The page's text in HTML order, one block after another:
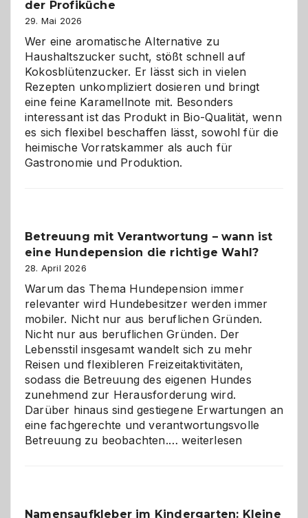
für
Hunde
im
eigenen
Zuhause
der Profiküche
29. Mai 2026
Wer eine aromatische Alternative zu
Haushaltszucker sucht, stößt schnell auf
Kokosblütenzucker. Er lässt sich in vielen
Rezepten unkompliziert dosieren und bringt
eine feine Karamellnote mit. Besonders
interessant ist das Produkt in Bio-Qualität, wenn
es sich flexibel beschaffen lässt, sowohl für die
heimische Vorratskammer als auch für
Gastronomie und Produktion.
Betreuung mit Verantwortung – wann ist
eine Hundepension die richtige Wahl?
28. April 2026
Warum das Thema Hundepension immer
relevanter wird Hundebesitzer werden immer
mobiler. Nicht nur aus beruflichen Gründen.
Nicht nur aus beruflichen Gründen. Der
Lebensstil insgesamt wandelt sich zu mehr
Reisen und flexibleren Freizeitaktivitäten,
sodass die Betreuung des eigenen Hundes
zunehmend zur Herausforderung wird.
Darüber hinaus sind gestiegene Erwartungen an
eine fachgerechte und verantwortungsvolle
Betreuung zu beobachten.…Betreuung
weiterlesen
Namensaufkleber im Kindergarten: Kleine